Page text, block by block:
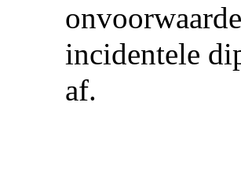
incidentele
af.